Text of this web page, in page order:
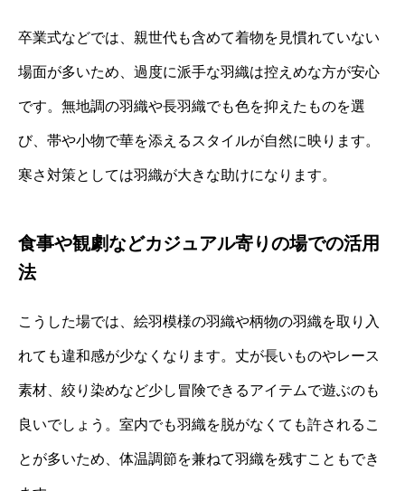
卒業式などでは、親世代も含めて着物を見慣れていない
場面が多いため、過度に派手な羽織は控えめな方が安心
です。無地調の羽織や長羽織でも色を抑えたものを選
び、帯や小物で華を添えるスタイルが自然に映ります。
寒さ対策としては羽織が大きな助けになります。
食事や観劇などカジュアル寄りの場での活用
法
こうした場では、絵羽模様の羽織や柄物の羽織を取り入
れても違和感が少なくなります。丈が長いものやレース
素材、絞り染めなど少し冒険できるアイテムで遊ぶのも
良いでしょう。室内でも羽織を脱がなくても許されるこ
とが多いため、体温調節を兼ねて羽織を残すこともでき